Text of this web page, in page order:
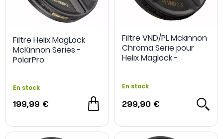
Filtre Helix MagLock
McKinnon Series -
PolarPro
En stock
199,99 €
Filtre VND/PL Mckinnon
Chroma Serie pour
Helix Maglock -
En stock
299,90 €